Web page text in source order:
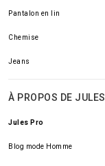
Pantalon en lin
Chemise
Jeans
À PROPOS DE JULES
Jules Pro
Blog mode Homme